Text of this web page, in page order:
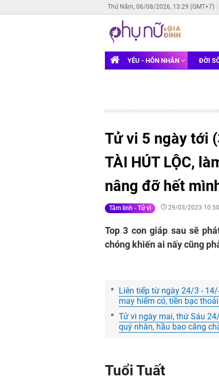
Thứ Năm, 06/08/2026, 13:29 (GMT+7)
YÊU - HÔN NHÂN ĐỜI
Tử vi 5 ngày tới
TÀI HÚT LỘC,
nâng đỡ hết
Tâm linh - Tử vi 29/03/2023 10:50
Top 3 con giáp sau sẽ
chóng khiến ai nấy cũng
Liên tiếp từ ngày 24/3 -
may hiếm có, tiền bạc
Tử vi ngày mai, thứ Sáu
quý nhân, hầu bao căng
Tuổi Tuất